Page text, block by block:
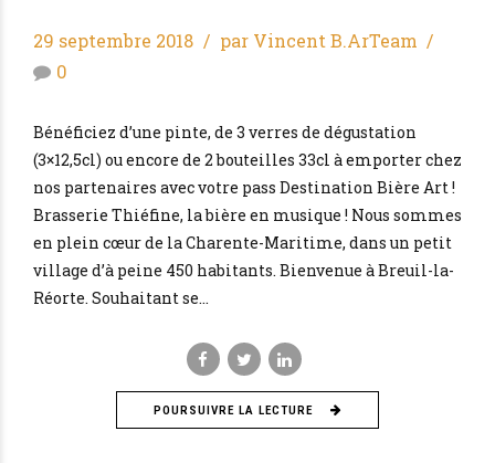
29 septembre 2018
par Vincent B.ArTeam
0
Bénéficiez d’une pinte, de 3 verres de dégustation
(3×12,5cl) ou encore de 2 bouteilles 33cl à emporter chez
nos partenaires avec votre pass Destination Bière Art !
Brasserie Thiéfine, la bière en musique ! Nous sommes
en plein cœur de la Charente-Maritime, dans un petit
village d’à peine 450 habitants. Bienvenue à Breuil-la-
Réorte. Souhaitant se...
POURSUIVRE LA LECTURE